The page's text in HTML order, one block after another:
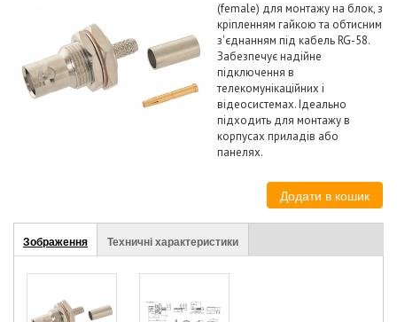
(female) для монтажу на блок, з
кріпленням гайкою та обтисним
з'єднанням під кабель RG-58.
Забезпечує надійне
підключення в
телекомунікаційних і
відеосистемах. Ідеально
підходить для монтажу в
корпусах приладів або
панелях.
Stuff
Зображення (активна
вкладка)
Техничні характеристики